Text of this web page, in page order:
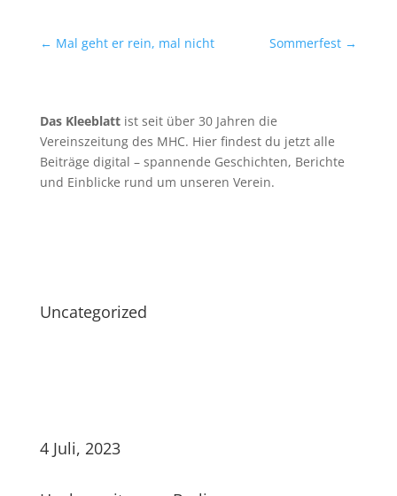
← Mal geht er rein, mal nicht Sommerfest →
Das Kleeblattist seit über 30 Jahren die
Vereinszeitung des MHC. Hier findest du jetzt alle
Beiträge digital – spannende Geschichten, Berichte
und Einblicke rund um unseren Verein.
Uncategorized
4 Juli, 2023